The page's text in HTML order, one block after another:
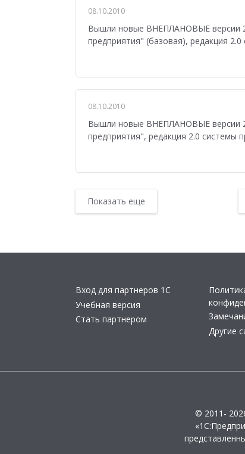
08.10.2010
Вышли новые ВНЕПЛАНОВЫЕ версии
предприятия" (базовая), редакция
08.10.2010
Вышли новые ВНЕПЛАНОВЫЕ версии
предприятия", редакция 2.0 системы
Показать еще
Вход для партнеров 1С
Учебная версия
Стать партнером
Другие
© 2011-